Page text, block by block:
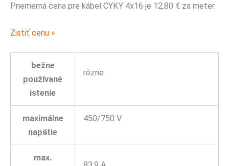
Priemerná cena pre kábel CYKY 4x16 je 12,80 € za meter.
Zistiť cenu »
bežne
používané
istenie
rôzne
maximálne
napätie
450/750 V
max.